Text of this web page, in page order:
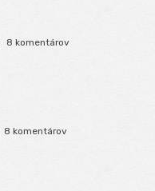
8 komentárov
8 komentárov